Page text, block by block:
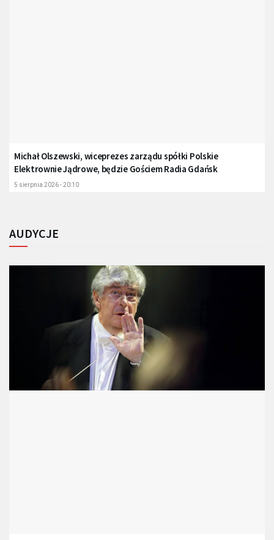
Michał Olszewski, wiceprezes zarządu spółki Polskie
Elektrownie Jądrowe, będzie Gościem Radia Gdańsk
5 sierpnia 2026 - 20:10
AUDYCJE